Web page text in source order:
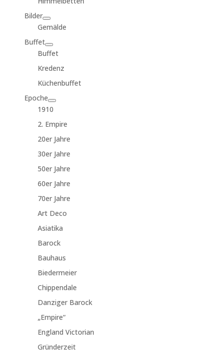
Bilder
Gemälde
Buffet
Buffet
Kredenz
Küchenbuffet
Epoche
1910
2. Empire
20er Jahre
30er Jahre
50er Jahre
60er Jahre
70er Jahre
Art Deco
Asiatika
Barock
Bauhaus
Biedermeier
Chippendale
Danziger Barock
„Empire“
England Victorian
Gründerzeit